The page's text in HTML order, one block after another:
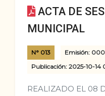
ACTA DE
MUNICIPAL
N° 013
Emisión:
Publicación: 2025-10-14
REALIZADO EL 08